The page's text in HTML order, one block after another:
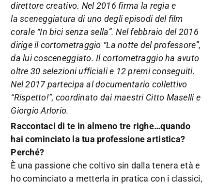
direttore creativo. Nel 2016 firma la regia e
lasceneggiatura di uno degli episodi del film
corale “In bici senza sella”. Nel febbraio del 2016
dirige il cortometraggio “La notte del professore”,
da lui cosceneggiato. Il cortometraggio ha avuto
oltre 30 selezioni ufficiali e 12 premi conseguiti.
Nel 2017 partecipa al documentario collettivo
“Rispetto!”, coordinato dai maestri Citto Maselli e
Giorgio Arlorio.
Raccontaci di te in almeno tre righe…quando
hai cominciato la tua professione artistica?
Perché?
È una passione che coltivo sin dalla tenera età e
ho cominciato a metterla in pratica con i classici,